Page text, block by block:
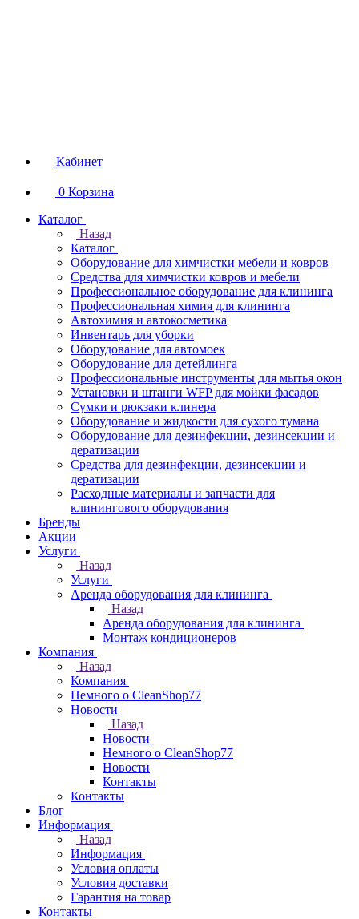
Кабинет
0 Корзина
Каталог
Назад
Каталог
Оборудование для химчистки мебели и ковров
Средства для химчистки ковров и мебели
Профессиональное оборудование для клининга
Профессиональная химия для клининга
Автохимия и автокосметика
Инвентарь для уборки
Оборудование для автомоек
Оборудование для детейлинга
Профессиональные инструменты для мытья окон
Установки и штанги WFP для мойки фасадов
Сумки и рюкзаки клинера
Оборудование и жидкости для сухого тумана
Оборудование для дезинфекции, дезинсекции и
дератизации
Средства для дезинфекции, дезинсекции и
дератизации
Расходные материалы и запчасти для
клинингового оборудования
Бренды
Акции
Услуги
Назад
Услуги
Аренда оборудования для клининга
Назад
Аренда оборудования для клининга
Монтаж кондиционеров
Компания
Назад
Компания
Немного о CleanShop77
Новости
Назад
Новости
Немного о CleanShop77
Новости
Контакты
Контакты
Блог
Информация
Назад
Информация
Условия оплаты
Условия доставки
Гарантия на товар
Контакты